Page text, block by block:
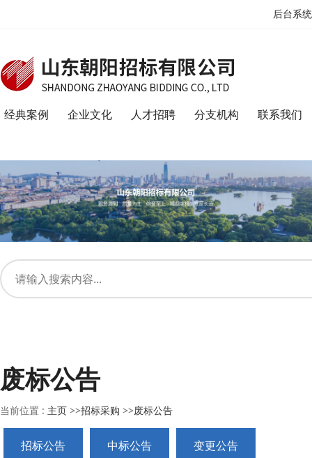
后台系统
经典案例 企业文化 人才招聘 分支机构 联系我们
废标公告
当前位置 : 主页 >>招标采购 >>废标公告
招标公告 中标公告 变更公告